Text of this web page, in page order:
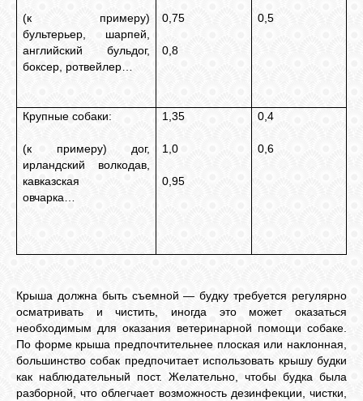
(к примеру)
бультерьер, шарпей,
английский бульдог,
боксер, ротвейлер…
0,75
0,8
0,5
Крупные собаки:
(к примеру) дог,
ирландский волкодав,
кавказская
овчарка…
1,35
1,0
0,95
0,4
0,6
Крыша должна быть съемной — будку требуется регулярно
осматривать и чистить, иногда это может оказаться
необходимым для оказания ветеринарной помощи собаке.
По форме крыша предпочтительнее плоская или наклонная,
большинство собак предпочитает использовать крышу будки
как наблюдательный пост. Желательно, чтобы будка была
разборной, что облегчает возможность дезинфекции, чистки,